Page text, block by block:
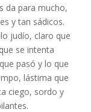
da para mucho,
y tan sádicos.
judío, claro que
se intenta
pasó y lo que
lástima que
ciego, sordo y